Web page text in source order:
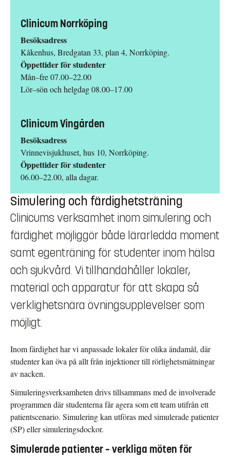
rengöra bänkytor efter genomfört moment.
Är det första gången du ska undervisa på Clinicum
labb?
Kontakta oss som jobbar på Clinicum labb för en introduktion
till våra lokaler och rutiner innan ditt undervisningsmoment äger
rum.
laboratorieansvarig,christina.bendrik@liu.se
Maria Isgren, tekniker,
Clinicum Norrköping
Besöksadress
Kåkenhus, Bredgatan 33, plan 4, Norrköping.
Öppettider för studenter
Mån–fre 07.00–22.00
Lör–sön och helgdag 08.00–17.00
Clinicum Vingården
Besöksadress
Vrinnevisjukhuset, hus 10, Norrköping.
Öppettider för studenter
06.00–22.00, alla dagar.
Simulering och färdighetsträning
Clinicums verksamhet inom simulering och
färdighet möjliggör både lärarledda moment
samt egenträning för studenter inom hälsa
och sjukvård. Vi tillhandahåller lokaler,
material och apparatur för att skapa så
verklighetsnära övningsupplevelser som
möjligt.
Inom färdighet har vi anpassade lokaler för olika ändamål, där
studenter kan öva på allt från injektioner till rörlighetsmätningar
av nacken.
Simuleringsverksamheten drivs tillsammans med de involverade
programmen där studenterna får agera som ett team utifrån ett
patientscenario. Simulering kan utföras med simulerade patienter
(SP) eller simuleringsdockor.
Simulerade patienter – verkliga möten för